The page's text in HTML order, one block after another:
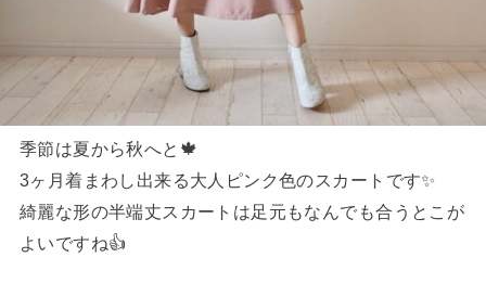
季節は夏から秋へと🍁
3ヶ月着まわし出来る大人ピンク色のスカートです✨
綺麗な形の半端丈スカートは足元もなんでも合うとこが
よいですね👍